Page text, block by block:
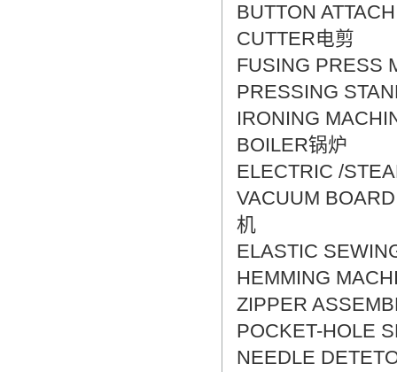
BUTTON
CUTTER电剪
FUSING PRESS
PRESSING
IRONING
BOILER锅炉
ELECTRIC /
VACUUM
机
ELASTIC
HEMMING
ZIPPER
POCKET-HOLE
NEEDLE